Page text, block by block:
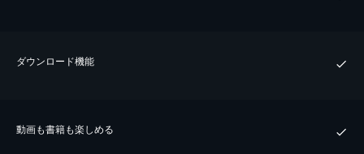
ダウンロード機能
動画も書籍も楽しめる